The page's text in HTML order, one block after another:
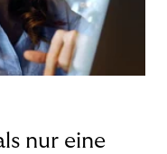
nur eine